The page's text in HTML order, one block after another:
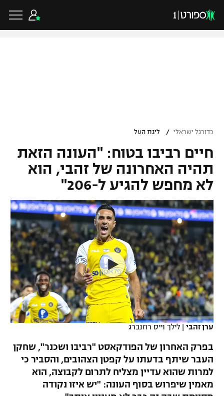
VOD
רץ ברשת
תוצאות
לוח שידורים
ברחבה
גביע הטוטו
ליגיונרים
גביע המדינה
נבחרת ישראל
מכבי חיפה
בית"ר ירושלים
מכבי תל אביב
הפועל תל אביב
הפועל חיפה
הפועל באר שבע
ליגת האלופות
ליגה אירופית
ליגה אנגלית
ליגה גרמנית
ליגה ספרדית
ליגה איטלקית
ליגה צרפתית
ליגה הולנדית
ליגה טורקית
ליגה סינית
ליגה ברזילאית
כדורסל ישראלי
ליגת ווינר סל
ליגה לאומית
כדורסל נשים
מכבי תל אביב
הפועל חולון
הפועל ירושלים
דני אבדיה
כדורסל עולמי
NBA
יורוליג
יורוקאפ
ענפים נוספים
טניס
כדוריד
כדורעף
שחייה
ג'ודו
אגרוף
כדורגל ישראלי / ליגת העל
חיים רביבו בטוח: "העונה הזאת
תהיה האחרונה של זהבי, הוא
לא מחפש להגיע ל-206"
ערן זהבי | לילך וייס רוזנברג
בפרק האחרון של הפודקאסט "רביבו ושכנר", שחקן
העבר שיתף בדעתו על קפטן הצהובים, והסביר כי
למרות שהוא עדיין מצליח לתרום לקבוצה, הוא
מאמין שיפרוש בסוף העונה: "יש איזו נקודה